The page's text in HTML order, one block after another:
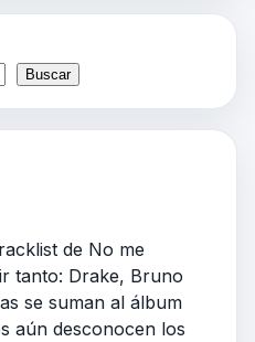
Buscar
de No me
tanto: Drake, Bruno
se suman al álbum
aún desconocen los